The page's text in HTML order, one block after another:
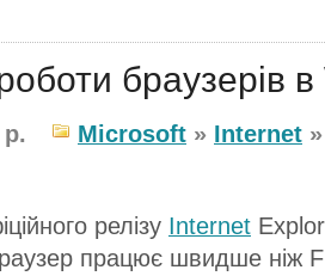
браузерів
р. Microsoft » Internet
релізу Internet
працює швидше ніж